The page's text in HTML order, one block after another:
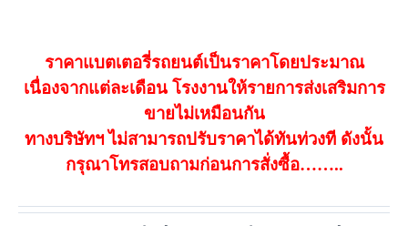
ราคาแบตเตอรี่รถยนต์เป็นราคาโดยประมาณ
เนื่องจากแต่ละเดือน โรงงานให้รายการส่งเสริมการ
ขายไม่เหมือนกัน
ทางบริษัทฯ ไม่สามารถปรับราคาได้ทันท่วงที ดังนั้น
กรุณาโทรสอบถามก่อนการสั่งซื้อ……..